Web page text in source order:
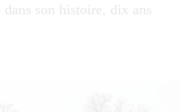
son histoire, dix ans